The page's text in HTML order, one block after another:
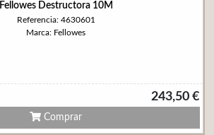
Fellowes Destructora 10M
Referencia: 4630601
Marca: Fellowes
243,50 €
Comprar